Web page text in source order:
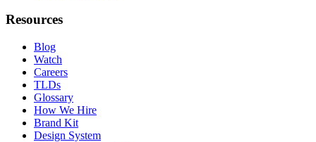
Resources
Blog
Watch
Careers
TLDs
Glossary
How We Hire
Brand Kit
Design System